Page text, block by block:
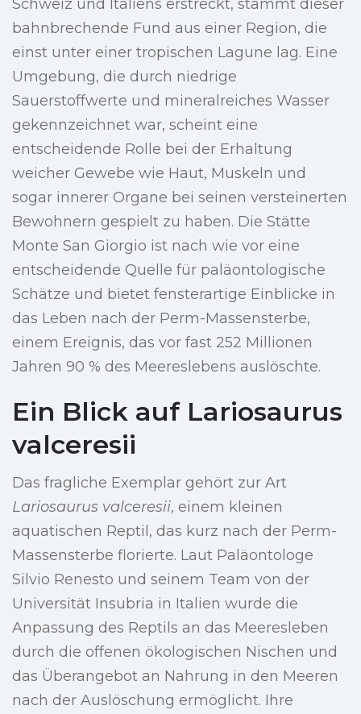
Schweiz und Italiens erstreckt, stammt dieser
bahnbrechende Fund aus einer Region, die
einst unter einer tropischen Lagune lag. Eine
Umgebung, die durch niedrige
Sauerstoffwerte und mineralreiches Wasser
gekennzeichnet war, scheint eine
entscheidende Rolle bei der Erhaltung
weicher Gewebe wie Haut, Muskeln und
sogar innerer Organe bei seinen versteinerten
Bewohnern gespielt zu haben. Die Stätte
Monte San Giorgio ist nach wie vor eine
entscheidende Quelle für paläontologische
Schätze und bietet fensterartige Einblicke in
das Leben nach der Perm-Massensterbe,
einem Ereignis, das vor fast 252 Millionen
Jahren 90 % des Meereslebens auslöschte.
Ein Blick auf Lariosaurus
valceresii
Das fragliche Exemplar gehört zur Art
Lariosaurus valceresii, einem kleinen
aquatischen Reptil, das kurz nach der Perm-
Massensterbe florierte. Laut Paläontologe
Silvio Renesto und seinem Team von der
Universität Insubria in Italien wurde die
Anpassung des Reptils an das Meeresleben
durch die offenen ökologischen Nischen und
das Überangebot an Nahrung in den Meeren
nach der Auslöschung ermöglicht. Ihre